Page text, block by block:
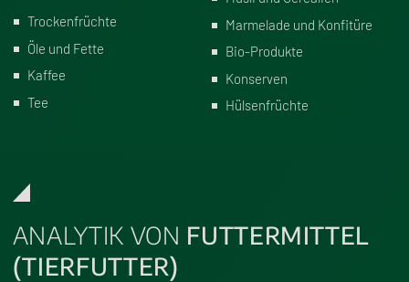
Trockenfrüchte
Öle und Fette
Kaffee
Tee
Marmelade und Konfitüre
Bio-Produkte
Konserven
Hülsenfrüchte
ANALYTIK VON FUTTERMITTEL
(TIERFUTTER)